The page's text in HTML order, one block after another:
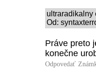
ultraradikalny
Od:
Práve preto
konečne
Odpovedať